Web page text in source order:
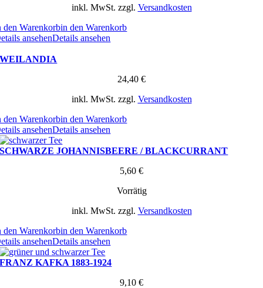
inkl. MwSt. zzgl. Versandkosten
den Warenkorbin den Warenkorb
ansehenDetails ansehen
WEILANDIA
24,40 €
inkl. MwSt. zzgl. Versandkosten
den Warenkorbin den Warenkorb
ansehenDetails ansehen
SCHWARZE JOHANNISBEERE / BLACKCURRANT
5,60 €
Vorrätig
inkl. MwSt. zzgl. Versandkosten
den Warenkorbin den Warenkorb
ansehenDetails ansehen
FRANZ KAFKA 1883-1924
9,10 €